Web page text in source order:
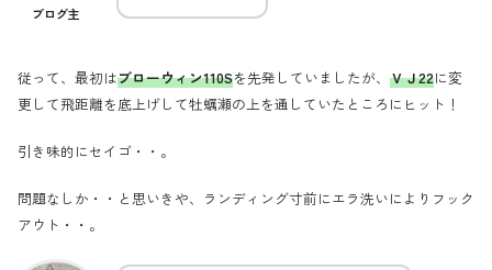
ブログ主
従って、最初はブローウィン110Sを先発していましたが、 ＶＪ22に変
更して飛距離を底上げして牡蠣瀬の上を通していたところにヒット！
引き味的にセイゴ・・。
問題なしか・・と思いきや、ランディング寸前にエラ洗いによりフック
アウト・・。